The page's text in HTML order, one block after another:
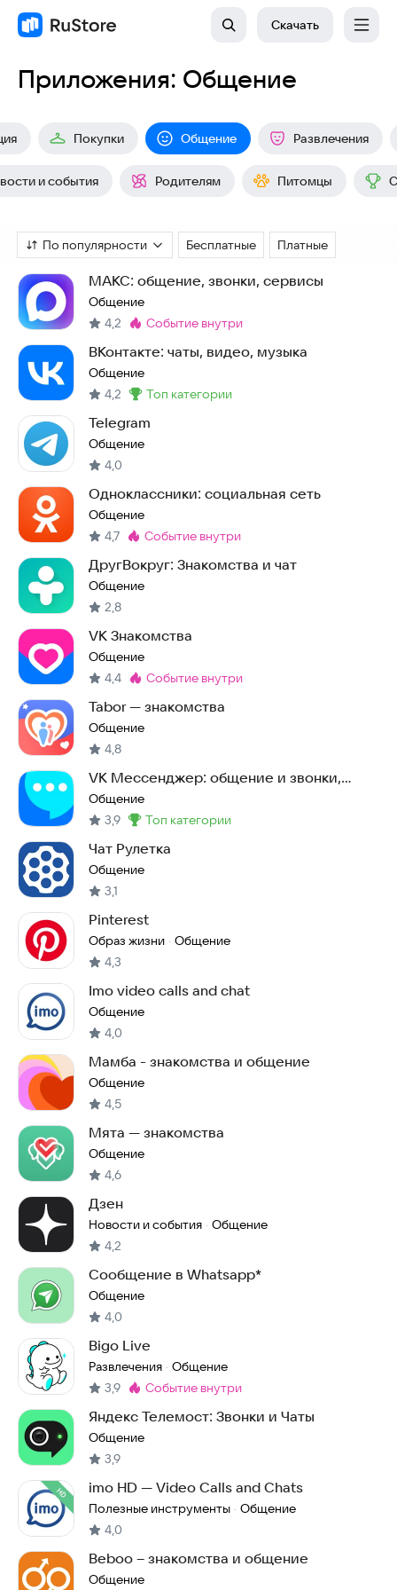
Скачать
Приложения: Общение
Покупки Общение Развлечения
и события Родителям Питомцы
По популярности Бесплатные Платные
МАКС: общение, звонки, сервисы
Общение
4,2
Метка:
событие внутри
ВКонтакте: чаты, видео, музыка
Общение
4,2
Метка:
топ категории
Telegram
Общение
4,0
Одноклассники: социальная сеть
Общение
4,7 Метка:
событие внутри
ДругВокруг: Знакомства и чат
Общение
2,8
VK Знакомства
Общение
4,4 Метка:
событие внутри
Tabor — знакомства
Общение
4,8
VK Мессенджер: общение и звонки,
контакты и чаты
Общение
3,9
Метка:
топ категории
Чат Рулетка
Общение
3,1
Pinterest
Образ жизни · Общение
4,3
Imo video calls and chat
Общение
4,0
Мамба - знакомства и общение
Общение
4,5
Мята — знакомства
Общение
4,6
Дзен
Новости и события · Общение
4,2
Сообщение в Whatsapp*
Общение
4,0
Bigo Live
Развлечения · Общение
3,9 Метка:
событие внутри
Яндекс Телемост: Звонки и Чаты
Общение
3,9
imo HD — Video Calls and Chats
Полезные инструменты · Общение
4,0
Beboo – знакомства и общение
Общение